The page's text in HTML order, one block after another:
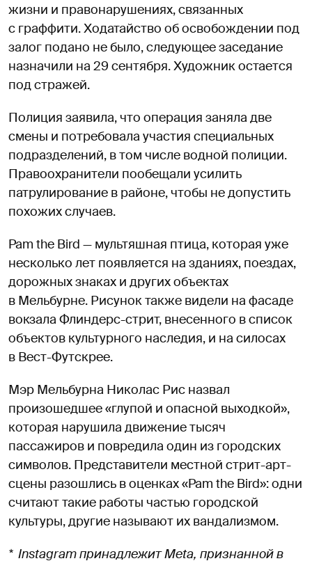
жизни и правонарушениях, связанных
с граффити. Ходатайство об освобождении под
залог подано не было, следующее заседание
назначили на 29 сентября. Художник остается
под стражей.
Полиция заявила, что операция заняла две
смены и потребовала участия специальных
подразделений, в том числе водной полиции.
Правоохранители пообещали усилить
патрулирование в районе, чтобы не допустить
похожих случаев.
Pam the Bird — мультяшная птица, которая уже
несколько лет появляется на зданиях, поездах,
дорожных знаках и других объектах
в Мельбурне. Рисунок также видели на фасаде
вокзала Флиндерс-стрит, внесенного в список
объектов культурного наследия, и на силосах
в Вест-Футскрее.
Мэр Мельбурна Николас Рис назвал
произошедшее «глупой и опасной выходкой»,
которая нарушила движение тысяч
пассажиров и повредила один из городских
символов. Представители местной стрит-арт-
сцены разошлись в оценках «Pam the Bird»: одни
считают такие работы частью городской
культуры, другие называют их вандализмом.
* Instagram принадлежит Meta, признанной в